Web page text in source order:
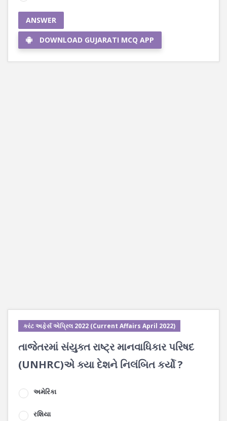
ANSWER
DOWNLOAD GUJARATI MCQ APP
કરંટ અફેર્સ એપ્રિલ 2022 (Current Affairs April 2022)
તાજેતરમાં સંયુક્ત રાષ્ટ્ર માનવાધિકાર પરિષદ
(UNHRC)એ ક્યા દેશને નિલંબિત કર્યો ?
અમેરિકા
રશિયા